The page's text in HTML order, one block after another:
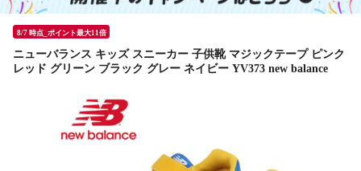
8/7 時点_ポイント最大11倍
ニューバランス キッズ スニーカー 子供靴 マジックテープ ピンク
レッド グリーン ブラック グレー ネイビー YV373 new balance